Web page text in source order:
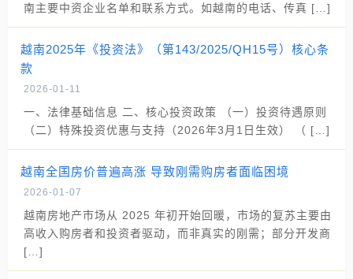
南主要中资企业名单和联系方式。如越南的电话、传真 […]
越南2025年《投资法》（第143/2025/QH15号）核心条
款
2026-01-11
一、法律基础信息 二、核心投资政策 （一）投资待遇原则
（二）特殊投资优惠与支持（2026年3月1日生效） （ […]
越南全国房价普遍高涨 导致刚需购房者面临困境
2026-01-07
越南房地产市场从 2025 年初开始回暖，市场的复苏主要由
高收入购房者和投资者驱动，而非真实的刚需；部分开发商
[…]